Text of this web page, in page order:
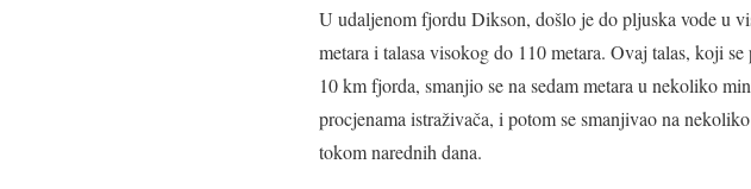
U udaljenom fjordu Dikson, došlo je do pljuska vode u
metara i talasa visokog do 110 metara. Ovaj talas, koji se
10 km fjorda, smanjio se na sedam metara u nekoliko
procjenama istraživača, i potom se smanjivao na
tokom narednih dana.